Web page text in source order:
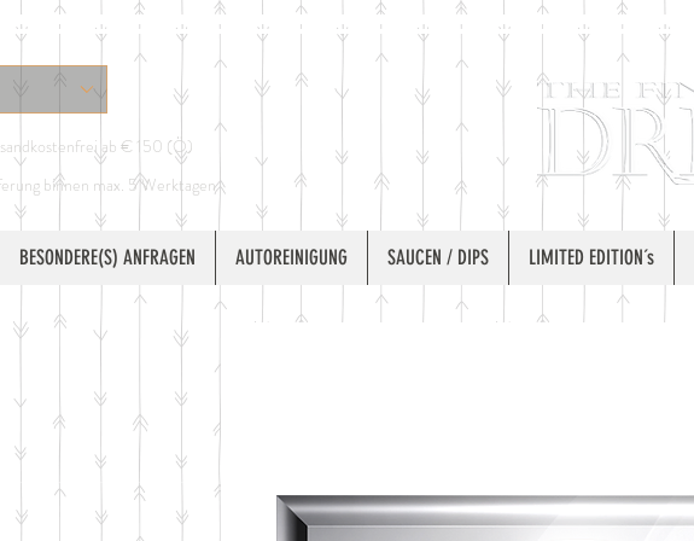
ab € 150 (Ö)
binnen max. 5 Werktagen
BESONDERE(S) ANFRAGEN AUTOREINIGUNG SAUCEN / DIPS LIMITED EDITION´s